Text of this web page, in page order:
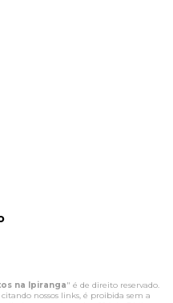
na Ipiranga" é de direito reservado.
nossos links, é proibida sem a